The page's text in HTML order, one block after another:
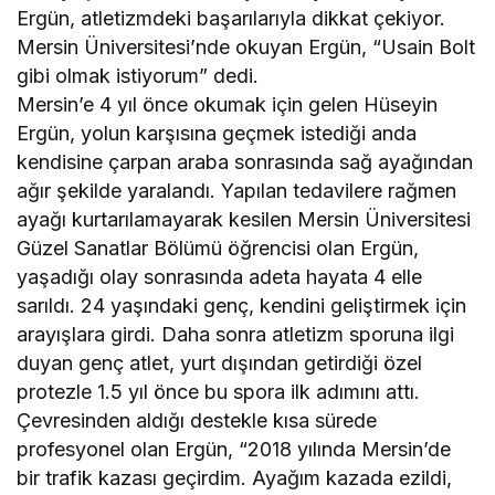
Ergün, atletizmdeki başarılarıyla dikkat çekiyor.
Mersin Üniversitesi’nde okuyan Ergün, “Usain Bolt
gibi olmak istiyorum” dedi.
Mersin’e 4 yıl önce okumak için gelen Hüseyin
Ergün, yolun karşısına geçmek istediği anda
kendisine çarpan araba sonrasında sağ ayağından
ağır şekilde yaralandı. Yapılan tedavilere rağmen
ayağı kurtarılamayarak kesilen Mersin Üniversitesi
Güzel Sanatlar Bölümü öğrencisi olan Ergün,
yaşadığı olay sonrasında adeta hayata 4 elle
sarıldı. 24 yaşındaki genç, kendini geliştirmek için
arayışlara girdi. Daha sonra atletizm sporuna ilgi
duyan genç atlet, yurt dışından getirdiği özel
protezle 1.5 yıl önce bu spora ilk adımını attı.
Çevresinden aldığı destekle kısa sürede
profesyonel olan Ergün, “2018 yılında Mersin’de
bir trafik kazası geçirdim. Ayağım kazada ezildi,